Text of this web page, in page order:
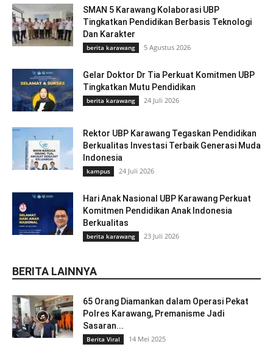
SMAN 5 Karawang Kolaborasi UBP
Tingkatkan Pendidikan Berbasis Teknologi
Dan Karakter
berita karawang 5 Agustus 2026
Gelar Doktor Dr Tia Perkuat Komitmen UBP
Tingkatkan Mutu Pendidikan
berita karawang 24 Juli 2026
Rektor UBP Karawang Tegaskan Pendidikan
Berkualitas Investasi Terbaik Generasi Muda
Indonesia
kampus 24 Juli 2026
Hari Anak Nasional UBP Karawang Perkuat
Komitmen Pendidikan Anak Indonesia
Berkualitas
berita karawang 23 Juli 2026
BERITA LAINNYA
65 Orang Diamankan dalam Operasi Pekat
Polres Karawang, Premanisme Jadi
Sasaran...
Berita Viral 14 Mei 2025